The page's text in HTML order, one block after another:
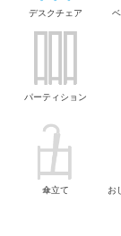
デスクチェア
パーティション
傘立て
お